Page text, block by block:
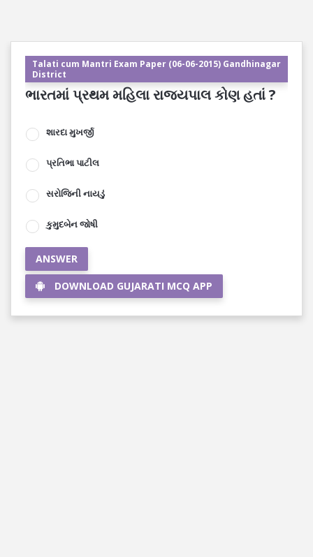
Talati cum Mantri Exam Paper (06-06-2015) Gandhinagar
District
ભારતમાં પ્રથમ મહિલા રાજ્યપાલ કોણ હતાં ?
શારદા મુખર્જી
પ્રતિભા પાટીલ
સરોજિની નાયડું
કુમુદબેન જોષી
ANSWER
DOWNLOAD GUJARATI MCQ APP